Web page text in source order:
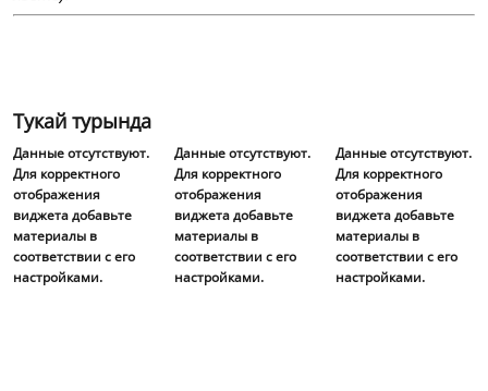
Тукай турында
Данные отсутствуют.
Для корректного
отображения
виджета добавьте
материалы в
соответствии с его
настройками.
Данные отсутствуют.
Для корректного
отображения
виджета добавьте
материалы в
соответствии с его
настройками.
Данные отсутствуют.
Для корректного
отображения
виджета добавьте
материалы в
соответствии с его
настройками.